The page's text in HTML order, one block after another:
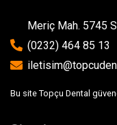
Meriç Mah. 5745
(0232) 464 85 13
Bu site Topçu Dental